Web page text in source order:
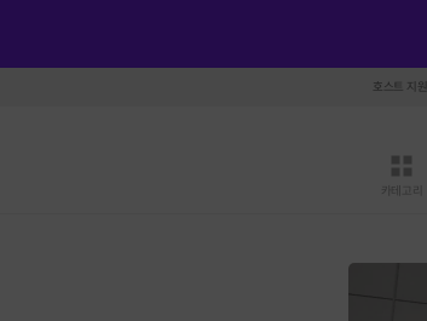
호스트 지원
카테고리